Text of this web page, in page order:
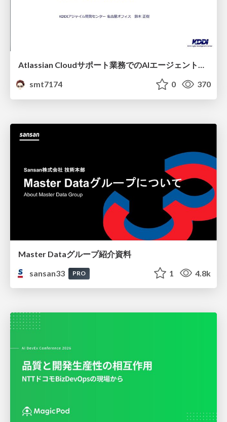
Atlassian Cloudサポート業務でのAIエージェント活用事例
smt7174
0 370
Master Dataグループ紹介資料
sansan33
PRO 1 4.8k